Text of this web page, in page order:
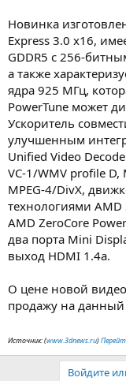
Новинка
Express 3.0 x16,
GDDR5 с 256-
а также
ядра 925 МГц,
PowerTune может
Ускоритель
улучшенным
Unified Video
VC-1/WMV profile D,
MPEG-4/DivX,
технологиями AMD
AMD ZeroCore
два порта Mini
выход HDMI 1.4a.
О цене новой
продажу на
Источник: (www.3dnews.ru)
Войдите